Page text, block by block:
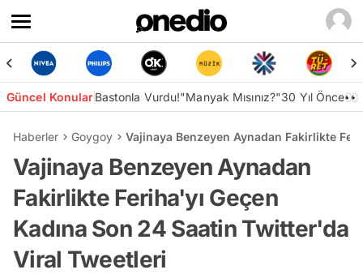
Güncel KonularBastonla Vurdu!"Manyak Mısınız?"30 Yıl Önce👀
Haberler Goygoy Vajinaya Benzeyen Aynadan Fakirlikte
Vajinaya Benzeyen Aynadan
Fakirlikte Feriha'yı Geçen
Kadına Son 24 Saatin Twitter'da
Viral Tweetleri